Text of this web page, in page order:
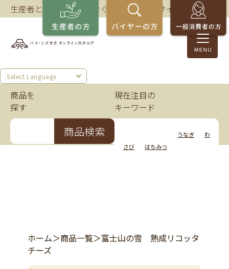
生産者とバイヤーをつなぐ、静岡の商談サイト。
Select Language
商品を
探す
商品検索
現在注目の
キーワード
うなぎ
わ
さび
はちみつ
ホーム＞商品一覧＞富士山の雪 熟成リコッタ
チーズ